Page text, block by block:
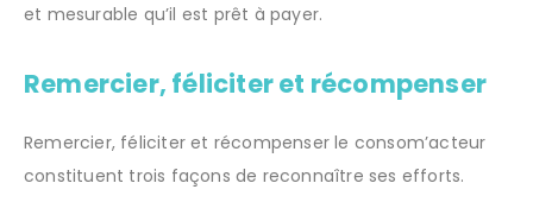
et mesurable qu’il est prêt à payer.
Remercier, féliciter et récompenser
Remercier, féliciter et récompenser le consom’acteur
constituent trois façons de reconnaître ses efforts.